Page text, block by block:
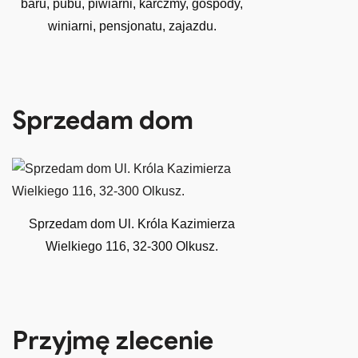
baru, pubu, piwiarni, karczmy, gospody,
winiarni, pensjonatu, zajazdu.
Sprzedam dom
Sprzedam dom Ul. Króla Kazimierza
Wielkiego 116, 32-300 Olkusz.
Przyjmę zlecenie